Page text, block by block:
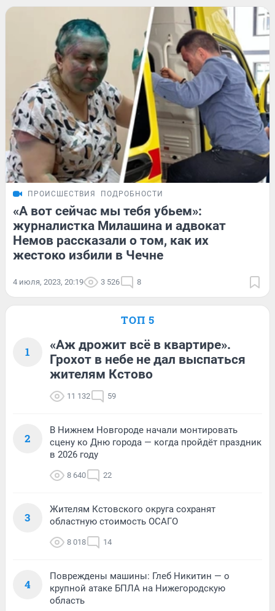
ПРОИСШЕСТВИЯ ПОДРОБНОСТИ
«А вот сейчас мы тебя убьем»:
журналистка Милашина и адвокат
Немов рассказали о том, как их
жестоко избили в Чечне
4 июля, 2023, 20:19 3 526 8
ТОП 5
1
«Аж дрожит всё в квартире».
Грохот в небе не дал выспаться
жителям Кстово
11 132 59
2
В Нижнем Новгороде начали монтировать
сцену ко Дню города — когда пройдёт праздник
в 2026 году
8 640 22
3
Жителям Кстовского округа сохранят
областную стоимость ОСАГО
8 018 14
4
Повреждены машины: Глеб Никитин — о
крупной атаке БПЛА на Нижегородскую
область